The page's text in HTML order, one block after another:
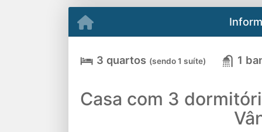
3 quartos (sendo 1 suíte) 1
Casa com 3